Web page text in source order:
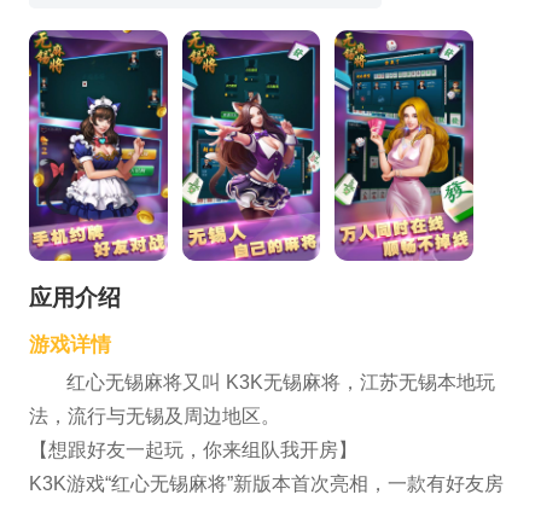
应用介绍
游戏详情
红心无锡麻将又叫 K3K无锡麻将，江苏无锡本地玩
法，流行与无锡及周边地区。
【想跟好友一起玩，你来组队我开房】
K3K游戏“红心无锡麻将”新版本首次亮相，一款有好友房